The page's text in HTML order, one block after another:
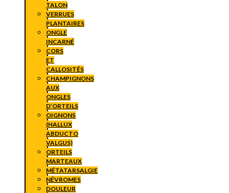
TALON
VERRUES
PLANTAIRES
ONGLE
INCARNÉ
CORS
ET
CALLOSITÉS
CHAMPIGNONS
AUX
ONGLES
D’ORTEILS
OIGNONS
(HALLUX
ABDUCTO
VALGUS)
ORTEILS
MARTEAUX
MÉTATARSALGIE
NÉVROMES
DOULEUR